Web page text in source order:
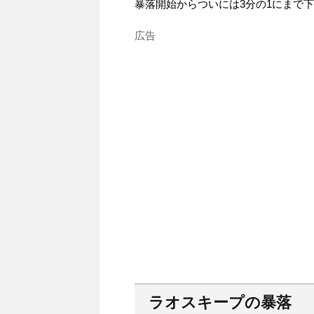
暴落開始からついには3分の1にまで下
広告
ラオスキープの暴落